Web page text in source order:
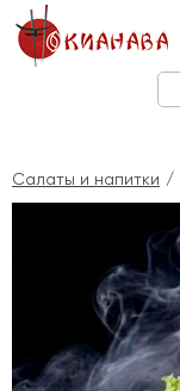
Салаты и напитки